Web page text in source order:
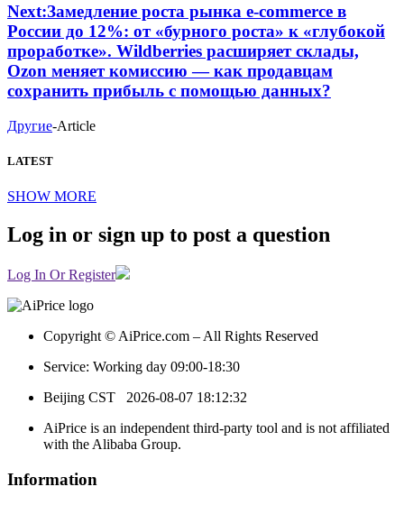
Next:Замедление роста рынка e-commerce в
России до 12%: от «бурного роста» к «глубокой
проработке». Wildberries расширяет склады,
Ozon меняет комиссию — как продавцам
сохранить прибыль с помощью данных?
Другие-Article
LATEST
SHOW MORE
Log in or sign up to post a question
Log In Or Register
Copyright © AiPrice.com – All Rights Reserved
Service: Working day 09:00-18:30
Beijing CST 2026-08-07 18:12:32
AiPrice is an independent third-party tool and is not affiliated
with the Alibaba Group.
Information